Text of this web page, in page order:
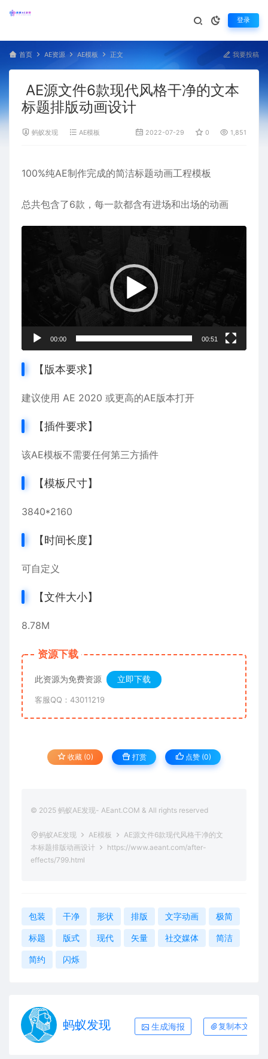
登录
首页 AE资源 AE模板 正文 我要投稿
AE源文件6款现代风格干净的文本
标题排版动画设计
蚂蚁发现 AE模板 2022-07-29 0 1,851
100%纯AE制作完成的简洁标题动画工程模板
总共包含了6款，每一款都含有进场和出场的动画
00:00 00:51
【版本要求】
建议使用 AE 2020 或更高的AE版本打开
【插件要求】
该AE模板不需要任何第三方插件
【模板尺寸】
3840*2160
【时间长度】
可自定义
【文件大小】
8.78M
资源下载
此资源为免费资源 立即下载
客服QQ：43011219
收藏 (0) 打赏 点赞 (0)
© 2025 蚂蚁AE发现- AEant.COM & All rights reserved
蚂蚁AE发现 AE模板
AE源文件6款现代风格干净的文
本标题排版动画设计
https://www.aeant.com/after-
effects/799.html
包装 干净 形状 排版 文字动画 极简
标题 版式 现代 矢量 社交媒体 简洁
简约 闪烁
蚂蚁发现 生成海报 复制本文链接